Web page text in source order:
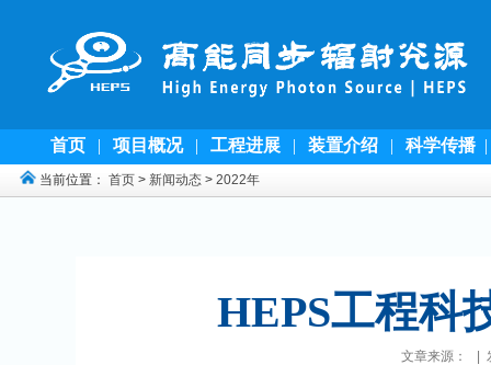
首页 | 项目概况 | 工程进展 | 装置介绍 | 科学传播
当前位置： 首页 > 新闻动态 > 2022年
HEPS工程科
文章来源： |